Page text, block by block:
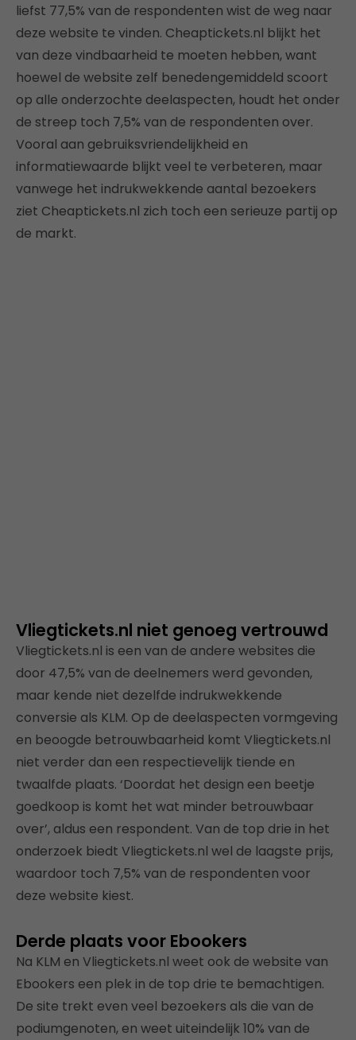
liefst 77,5% van de respondenten wist de weg naar
deze website te vinden. Cheaptickets.nl blijkt het
van deze vindbaarheid te moeten hebben, want
hoewel de website zelf benedengemiddeld scoort
op alle onderzochte deelaspecten, houdt het onder
de streep toch 7,5% van de respondenten over.
Vooral aan gebruiksvriendelijkheid en
informatiewaarde blijkt veel te verbeteren, maar
vanwege het indrukwekkende aantal bezoekers
ziet Cheaptickets.nl zich toch een serieuze partij op
de markt.
Vliegtickets.nl niet genoeg vertrouwd
Vliegtickets.nl is een van de andere websites die
door 47,5% van de deelnemers werd gevonden,
maar kende niet dezelfde indrukwekkende
conversie als KLM. Op de deelaspecten vormgeving
en beoogde betrouwbaarheid komt Vliegtickets.nl
niet verder dan een respectievelijk tiende en
twaalfde plaats. ‘Doordat het design een beetje
goedkoop is komt het wat minder betrouwbaar
over’, aldus een respondent. Van de top drie in het
onderzoek biedt Vliegtickets.nl wel de laagste prijs,
waardoor toch 7,5% van de respondenten voor
deze website kiest.
Derde plaats voor Ebookers
Na KLM en Vliegtickets.nl weet ook de website van
Ebookers een plek in de top drie te bemachtigen.
De site trekt even veel bezoekers als die van de
podiumgenoten, en weet uiteindelijk 10% van de